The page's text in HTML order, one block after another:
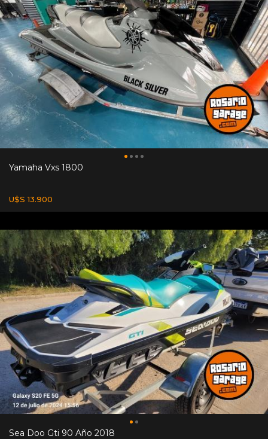
Yamaha Vxs 1800
U$S 13.900
Sea Doo Gti 90 Año 2018